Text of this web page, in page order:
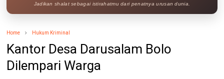
Jadikan shalat sebagai istirahatmu dari penatnya urusan dunia.
Home Hukum Kriminal
Kantor Desa Darusalam Bolo
Dilempari Warga